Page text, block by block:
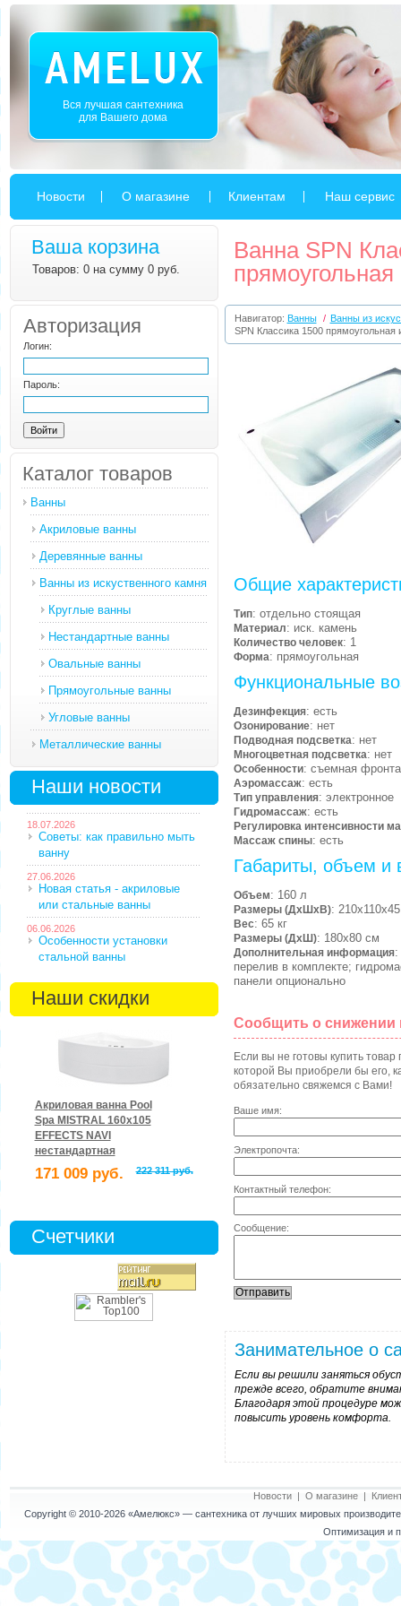
Вся лучшая сантехника
для Вашего дома
Новости О магазине Клиентам Наш сервис
Ваша корзина
Товаров: 0 на сумму 0 руб.
Авторизация
Логин:
Пароль:
Каталог товаров
Ванны
Акриловые ванны
Деревянные ванны
Ванны из искуственного камня
Круглые ванны
Нестандартные ванны
Овальные ванны
Прямоугольные ванны
Угловые ванны
Металлические ванны
Наши новости
18.07.2026
Советы: как правильно мыть
ванну
27.06.2026
Новая статья - акриловые
или стальные ванны
06.06.2026
Особенности установки
стальной ванны
Наши скидки
Акриловая ванна Pool
Spa MISTRAL 160x105
EFFECTS NAVI
нестандартная
171 009 руб. 222 311 руб.
Счетчики
Ванна SPN
прямоугольная
Навигатор: Ванны / Ванны из
SPN Классика 1500 прямоугольная
Общие
Тип: отдельно стоящая
Материал: иск. камень
Количество человек: 1
Форма: прямоугольная
Функциональные
Дезинфекция: есть
Озонирование: нет
Подводная подсветка: нет
Многоцветная подсветка: нет
Особенности: съемная
Аэромассаж: есть
Тип управления: электронное
Гидромассаж: есть
Регулировка интенсивности
Массаж спины: есть
Габариты, объем и
Объем: 160 л
Размеры (ДхШхВ):
Вес: 65 кг
Размеры (ДхШ): 180х80 см
Дополнительная информация:
перелив в комплекте;
панели опционально
Сообщить о снижении
Если вы не готовы купить
которой Вы приобрели бы его,
обязательно свяжемся с Вами!
Ваше имя:
Электропочта:
Контактный телефон:
Сообщение:
Занимательное о
Если вы решили заняться
прежде всего, обратите
Благодаря этой процедуре
повысить уровень комфорта.
Новости| О магазине|
Copyright © 2010-2026 «Амелюкс»— сантехника от лучших мировых
Оптимизация и